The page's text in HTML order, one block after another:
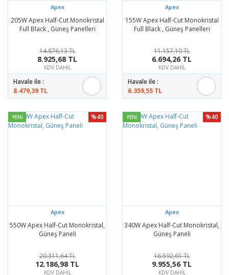
Apex
205W Apex Half-Cut Monokristal
Full Black , Güneş Panelleri
14.876,13 TL
8.925,68 TL
KDV DAHİL
Havale ile :
8.479,39 TL
Apex
155W Apex Half-Cut Monokristal
Full Black , Güneş Panelleri
11.157,10 TL
6.694,26 TL
KDV DAHİL
Havale ile :
6.359,55 TL
%40
YENİ
Apex
550W Apex Half-Cut Monokristal,
Güneş Paneli
20.311,64 TL
12.186,98 TL
KDV DAHİL
%40
YENİ
Apex
340W Apex Half-Cut Monokristal,
Güneş Paneli
16.592,61 TL
9.955,56 TL
KDV DAHİL